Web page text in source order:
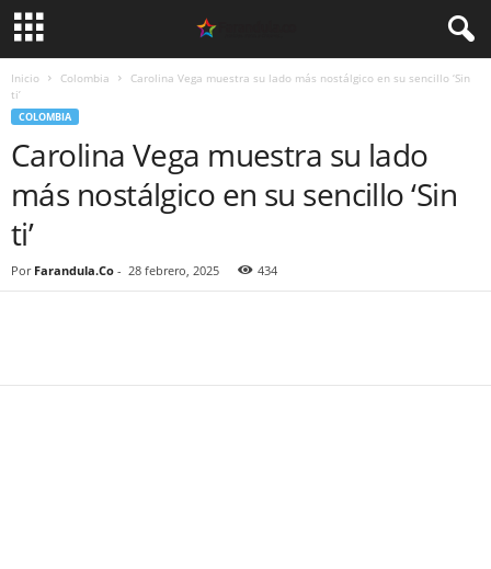
Inicio Colombia
Carolina Vega muestra su lado más nostálgico en su sencillo ‘Sin
ti’
COLOMBIA
Carolina Vega muestra su lado
más nostálgico en su sencillo ‘Sin
ti’
Por Farandula.Co - 28 febrero, 2025 434